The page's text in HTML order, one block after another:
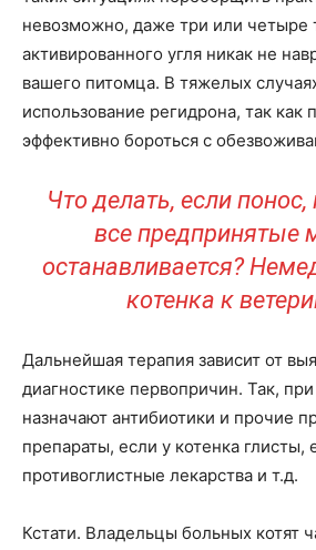
невозможно, даже три или четыре
активированного угля никак не
вашего питомца. В тяжелых
использование регидрона, так как
эффективно бороться с
Что делать, если
все предпринятые
останавливается?
котенка к
Дальнейшая терапия зависит от
диагностике первопричин. Так,
назначают антибиотики и прочие
препараты, если у котенка глисты,
противоглистные лекарства и т.д.
Кстати. Владельцы больных котят